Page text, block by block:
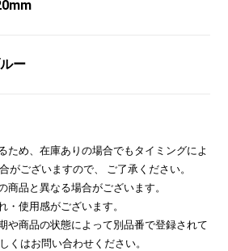
ー
ため、在庫ありの場合でもタイミングによ
がございますので、 ご了承ください。
商品と異なる場合がございます。
・使用感がございます。
や商品の状態によって別品番で登録されて
くはお問い合わせください。